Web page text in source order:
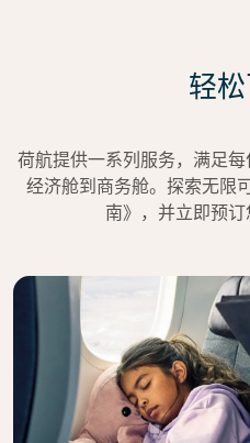
轻
荷航提供一系列服务，满足
经济舱到商务舱。探索无限
南》，并立即预订